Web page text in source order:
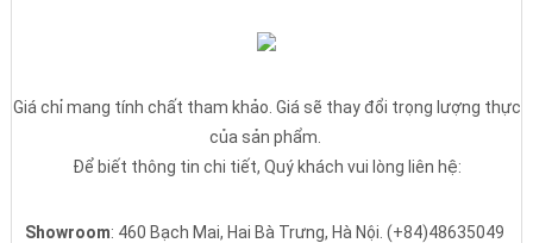
Giá chỉ mang tính chất tham khảo. Giá sẽ thay đổi trọng lượng thực
của sản phẩm.
Để biết thông tin chi tiết, Quý khách vui lòng liên hệ:
Showroom: 460 Bạch Mai, Hai Bà Trưng, Hà Nội. (+84)48635049